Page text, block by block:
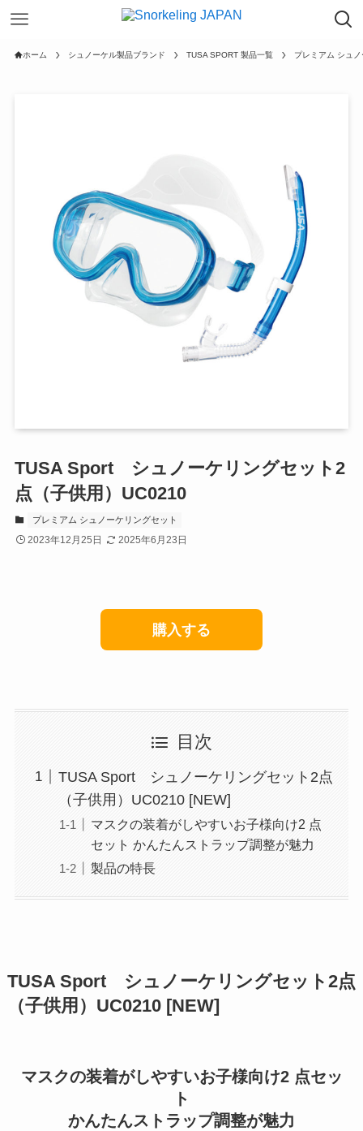
ホーム シュノーケル製品ブランド TUSA SPORT 製品一覧 プレミアム シュ
TUSA Sport シュノーケリングセット2
点（子供用）UC0210
プレミアム シュノーケリングセット
2023年12月25日 2025年6月23日
購入する
目次
TUSA Sport シュノーケリングセット2点
（子供用）UC0210 [NEW]
マスクの装着がしやすいお子様向け2 点
セット かんたんストラップ調整が魅力
製品の特長
TUSA Sport シュノーケリングセット2点
（子供用）UC0210 [NEW]
マスクの装着がしやすいお子様向け2 点セッ
ト
かんたんストラップ調整が魅力